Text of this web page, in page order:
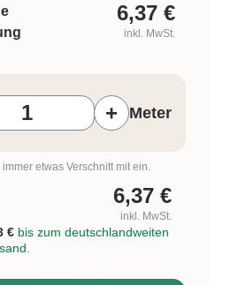
6,37 €
inkl. MwSt.
+ Meter
etwas Verschnitt mit ein.
6,37 €
inkl. MwSt.
€ bis zum deutschlandweiten